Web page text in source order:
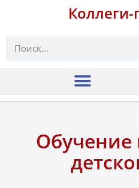
Коллеги-
Поиск
Обучение